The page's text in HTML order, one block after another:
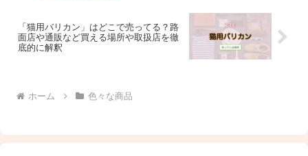
「猫用バリカン」はどこで売ってる？路
面店や通販など買える場所や取扱店を徹
底的に解釈
ホーム 色々な商品